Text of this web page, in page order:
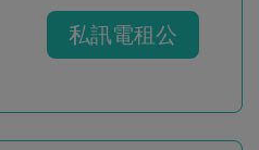
私訊電租公